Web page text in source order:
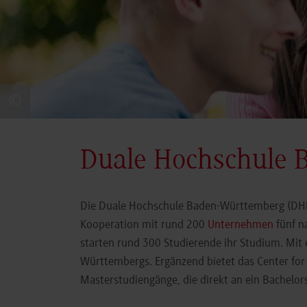
Duale Hochschule
Die Duale Hochschule Baden-Württemberg
Kooperation mit rund 200 Unternehmen fünf
starten rund 300 Studierende ihr Studium. Mit
Württembergs. Ergänzend bietet das Center
Masterstudiengänge, die direkt an ein